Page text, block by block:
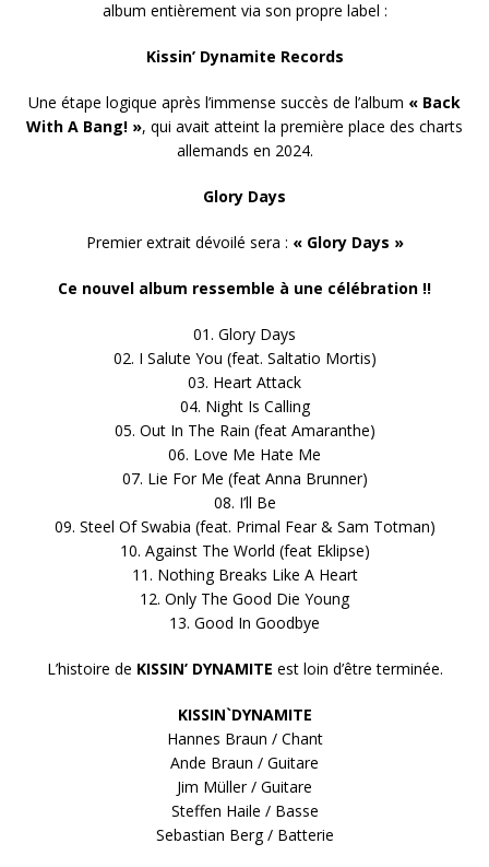
album entièrement via son propre label :
Kissin’ Dynamite Records
Une étape logique après l’immense succès de l’album « Back
With A Bang! », qui avait atteint la première place des charts
allemands en 2024.
Glory Days
Premier extrait dévoilé sera : « Glory Days »
Ce nouvel album ressemble à une célébration !!
01. Glory Days
02. I Salute You (feat. Saltatio Mortis)
03. Heart Attack
04. Night Is Calling
05. Out In The Rain (feat Amaranthe)
06. Love Me Hate Me
07. Lie For Me (feat Anna Brunner)
08. I’ll Be
09. Steel Of Swabia (feat. Primal Fear & Sam Totman)
10. Against The World (feat Eklipse)
11. Nothing Breaks Like A Heart
12. Only The Good Die Young
13. Good In Goodbye
L’histoire de KISSIN’ DYNAMITE est loin d’être terminée.
KISSIN`DYNAMITE
Hannes Braun / Chant
Ande Braun / Guitare
Jim Müller / Guitare
Steffen Haile / Basse
Sebastian Berg / Batterie